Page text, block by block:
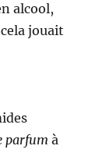
alcool,
jouait
parfum à